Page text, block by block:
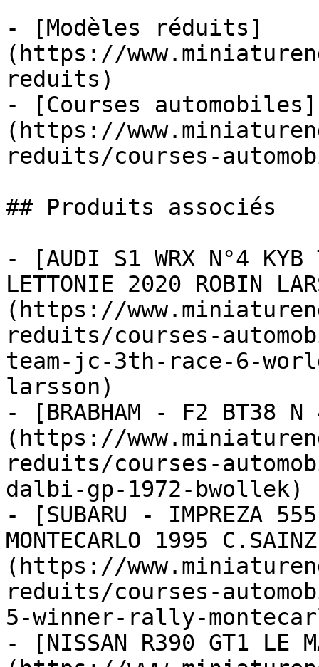
- [Modèles réduits]
(https://
reduits)
- [Courses automobiles]
(https://
reduits/courses-
## Produits associés
- [AUDI S1 WRX N°4 KYB
LETTONIE 2020 ROBIN
(https://
reduits/courses-
team-jc-3th-race-6-
larsson)
- [BRABHAM - F2 BT38 N
(https://
reduits/courses-
dalbi-gp-1972-bwollek)
- [SUBARU - IMPREZA
MONTECARLO 1995
(https://
reduits/courses-
5-winner-rally-
- [NISSAN R390 GT1 LE